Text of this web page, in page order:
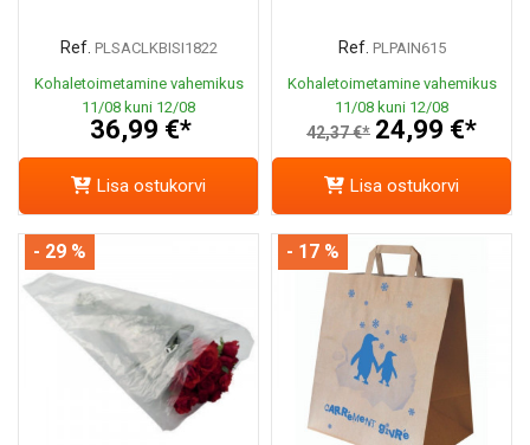
Ref. PLSACLKBISI1822
Kohaletoimetamine vahemikus
11/08 kuni 12/08
36,99 €*
Lisa ostukorvi
Ref. PLPAIN615
Kohaletoimetamine vahemikus
11/08 kuni 12/08
42,37 €* 24,99 €*
Lisa ostukorvi
- 29 % - 17 %